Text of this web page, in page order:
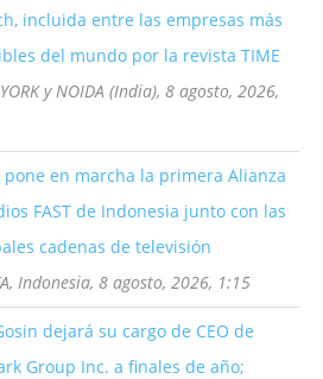
incluida entre las empresas más
del mundo por la revista TIME
y NOIDA (India), 8 agosto, 2026,
pone en marcha la primera Alianza
FAST de Indonesia junto con las
cadenas de televisión
Indonesia, 8 agosto, 2026, 1:15
dejará su cargo de CEO de
Group Inc. a finales de año;